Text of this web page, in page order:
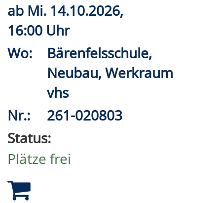
ab Mi. 14.10.2026,
16:00 Uhr
Wo:
Bärenfelsschule,
Neubau, Werkraum
vhs
Nr.:
261-020803
Status:
Plätze frei